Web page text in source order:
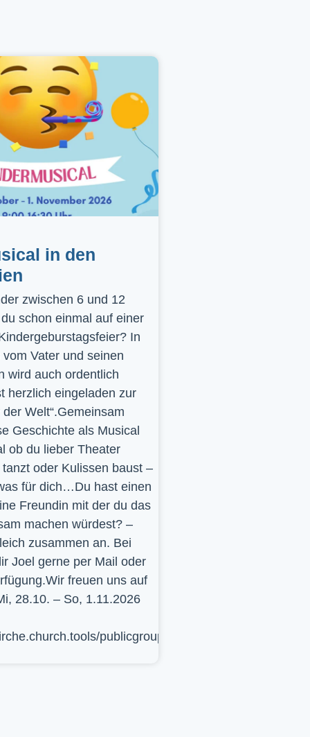
in den
zwischen 6 und 12
schon einmal auf einer
In
Vater und seinen
wird auch ordentlich
herzlich eingeladen zur
Welt“.Gemeinsam
Geschichte als Musical
ob du lieber Theater
oder Kulissen baust –
für dich…Du hast einen
Freundin mit der du das
machen würdest? –
zusammen an. Bei
Joel gerne per Mail oder
freuen uns auf
28.10. – So, 1.11.2026
publicgroup/617